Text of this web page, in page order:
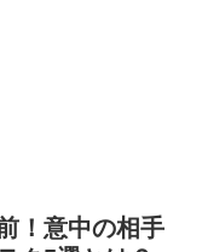
！意中の相手